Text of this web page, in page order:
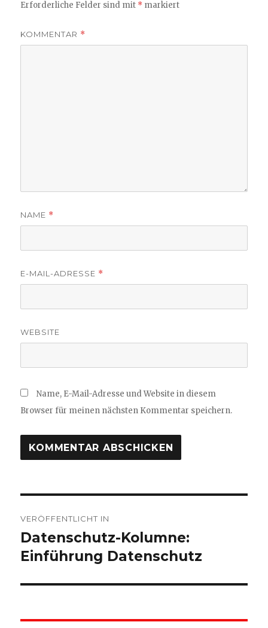
Erforderliche Felder sind mit * markiert
KOMMENTAR *
NAME *
E-MAIL-ADRESSE *
WEBSITE
Name, E-Mail-Adresse und Website in diesem
Browser für meinen nächsten Kommentar speichern.
VERÖFFENTLICHT IN
Datenschutz-Kolumne:
Einführung Datenschutz